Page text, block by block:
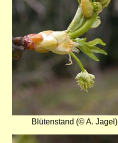
Blütenstand (© A. Jagel)
Bild